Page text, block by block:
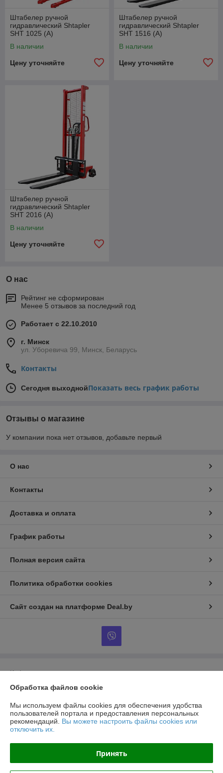
Штабелер ручной
гидравлический Shtapler
SHT 1025 (A)
В наличии
Цену уточняйте
Штабелер ручной
гидравлический Shtapler
SHT 1516 (A)
В наличии
Цену уточняйте
Штабелер ручной
гидравлический Shtapler
SHT 2016 (A)
В наличии
Цену уточняйте
О нас
Рейтинг не сформирован
Менее 5 отзывов за последний год
Работает с 22.10.2010
г. Минск
ул. Уборевича 99, Минск, Беларусь
Контакты
Сегодня выходнойПоказать весь график работы
Отзывы о магазине
У компании пока нет отзывов, добавьте первый
О нас
Контакты
Доставка и оплата
График работы
Полная версия сайта
Политика обработки cookies
Сайт создан на платформе Deal.by
Информация для покупателя
Юридическое лицо:ООО ТорМашТорг
Регистрационный номер ЕГР: 193809924
УНП: 193809924
Регистрационный орган: Минский городской исполнительный комитет
Дата регистрации компании: 12.11.2024
Обработка файлов cookie
Мы используем файлы cookies для обеспечения удобства
пользователей портала и предоставления персональных
рекомендаций. Вы можете настроить файлы cookies или
отключить их.
Принять